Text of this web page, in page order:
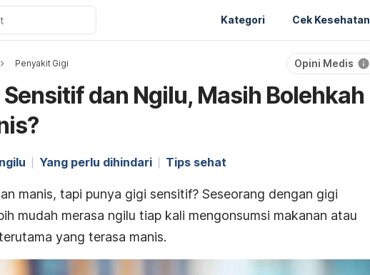
Kategori Cek Kesehatan
Penyakit Gigi Opini Medis
dan Ngilu, Masih Bolehkah
Yang perlu dihindari Tips sehat
manis, tapi punya gigi sensitif? Seseorang dengan gigi
mudah merasa ngilu tiap kali mengonsumsi makanan atau
yang terasa manis.